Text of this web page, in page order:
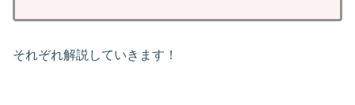
それぞれ解説していきます！